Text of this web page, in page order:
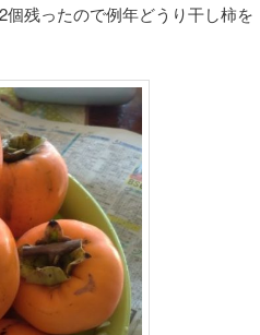
残ったので例年どうり干し柿を